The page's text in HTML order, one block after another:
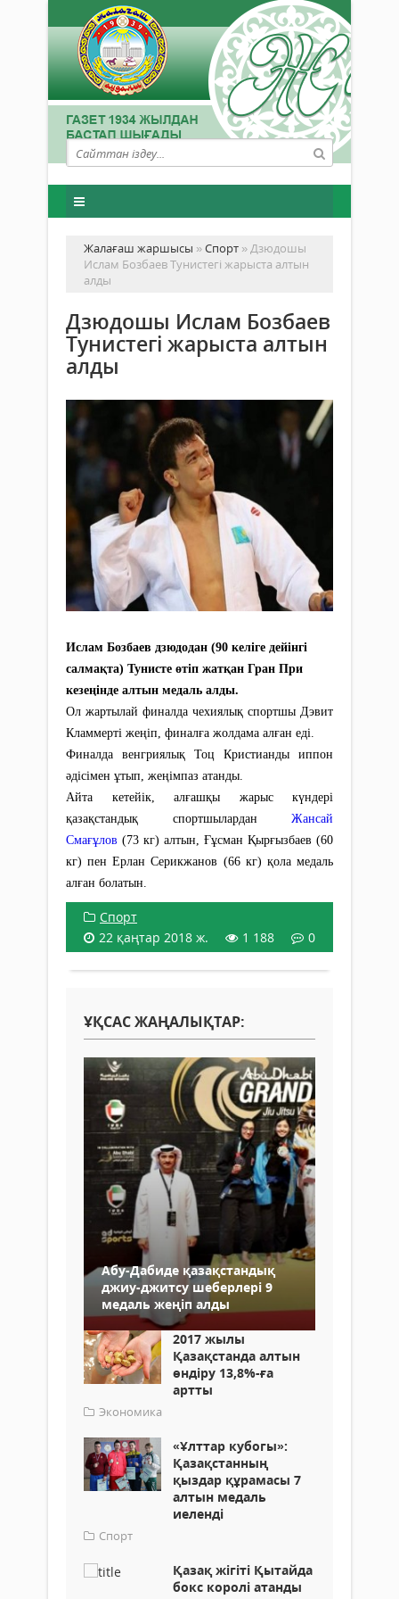
Жалағаш жаршысы »Спорт » Дзюдошы
Ислам Бозбаев Тунистегі жарыста алтын
алды
Дзюдошы Ислам Бозбаев
Тунистегі жарыста алтын
алды
Ислам Бозбаев дзюдодан (90 келіге дейінгі
салмақта) Тунисте өтіп жатқан Гран При
кезеңінде алтын медаль алды.
Ол жартылай финалда чехиялық спортшы Дэвит
Кламмерті жеңіп, финалға жолдама алған еді.
Финалда венгриялық Тоц Кристианды иппон
әдісімен ұтып, жеңімпаз атанды.
Айта кетейік, алғашқы жарыс күндері
қазақстандық спортшылардан Жансай
Смағұлов (73 кг) алтын, Ғұсман Қырғызбаев (60
кг) пен Ерлан Серикжанов (66 кг) қола медаль
алған болатын.
Спорт
22 қаңтар 2018 ж.
1 188 0
ҰҚСАС ЖАҢАЛЫҚТАР:
Абу-Дабиде қазақстандық
джиу-джитсу шеберлері 9
медаль жеңіп алды
2017 жылы
Қазақстанда алтын
өндіру 13,8%-ға
артты
Экономика
«Ұлттар кубогы»:
Қазақстанның
қыздар құрамасы 7
алтын медаль
иеленді
Спорт
Қазақ жігіті Қытайда
бокс королі атанды